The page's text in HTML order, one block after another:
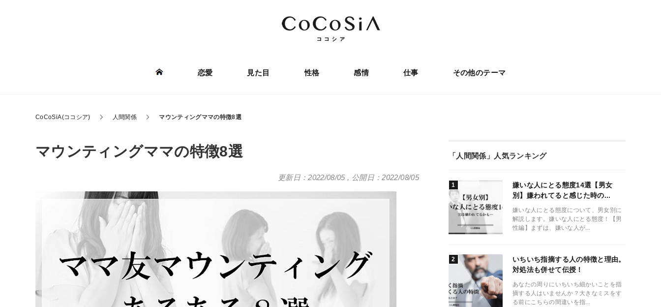
恋愛 見た目 性格 感情 仕事 その他のテーマ
CoCoSiA(ココシア) 人間関係 マウンティングママの特徴8選
マウンティングママの特徴8選
更新日：2022/08/05 , 公開日：2022/08/05
「人間関係」人気ランキング
嫌いな人にとる態度14選【男女
別】嫌われてると感じた時の...
嫌いな人にとる態度について、男女別に
解説します。嫌いな人にとる態度！【男
性編】まずは、嫌いな人が...
いちいち指摘する人の特徴と理由。
対処法も併せて伝授！
あなたの周りにいちいち細かいことを指
摘する人はいませんか？大きなミスをす
る前にこちらの間違いを指...